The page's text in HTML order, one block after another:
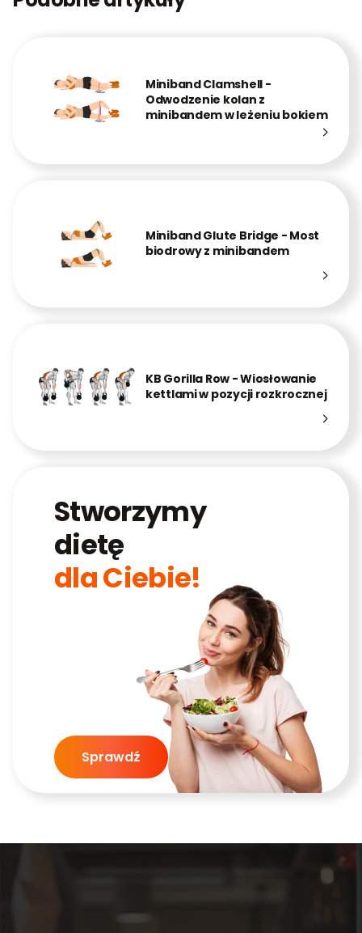
Miniband Clamshell -
Odwodzenie kolan z
minibandem w leżeniu bokiem
Miniband Glute Bridge - Most
biodrowy z minibandem
KB Gorilla Row - Wiosłowanie
kettlami w pozycji rozkrocznej
Stworzymy
dietę
dla Ciebie!
Sprawdź